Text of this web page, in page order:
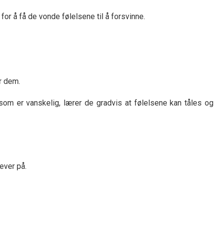
å få de vonde følelsene til å forsvinne.
dem.
er vanskelig, lærer de gradvis at følelsene kan tåles og
på.